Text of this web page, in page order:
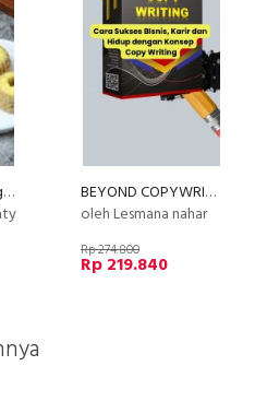
Kursus Online Pisang Buncit Dapur Lindawaty PU
BEYOND COPYWRITING (E-Course)
oleh Lesmana nahar
Rp 274.800
Rp 219.840